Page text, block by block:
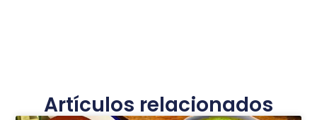
Artículos relacionados